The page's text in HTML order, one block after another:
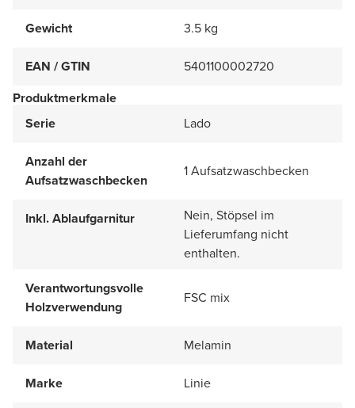
Gewicht 3.5 kg
EAN / GTIN
5401100002720
Produktmerkmale
Serie
Lado
Anzahl der
Aufsatzwaschbecken
1 Aufsatzwaschbecken
Inkl. Ablaufgarnitur
Nein, Stöpsel im
Lieferumfang nicht
enthalten.
Verantwortungsvolle
Holzverwendung
FSC mix
Material Melamin
Marke Linie